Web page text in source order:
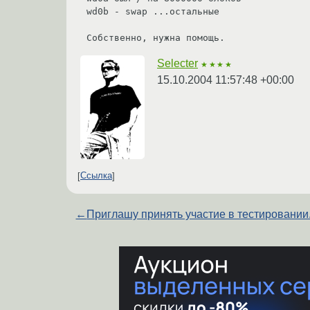
wd0b - swap ...остальные
Собственно, нужна помощь.
Selecter ★★★★
15.10.2004 11:57:48 +00:00
Ссылка
← Приглашу принять участие в